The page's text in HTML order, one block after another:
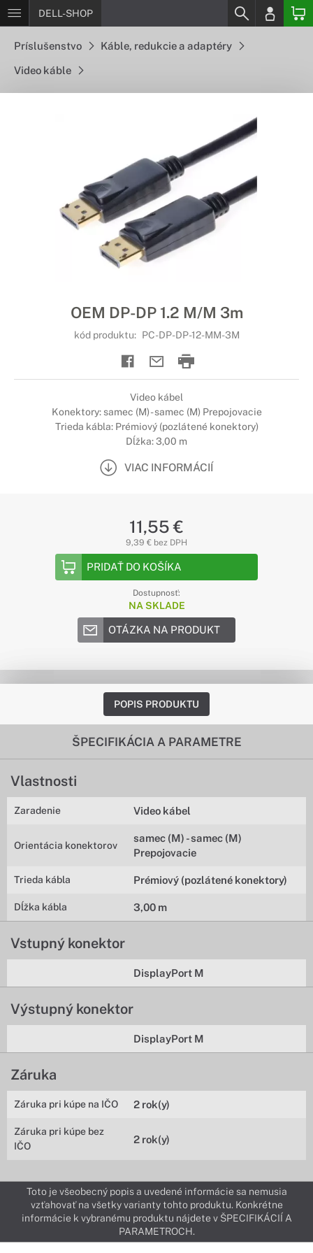
DELL-SHOP
Príslušenstvo Káble, redukcie a adaptéry
Video káble
OEM DP-DP 1.2 M/M 3m
kód produktu: PC-DP-DP-12-MM-3M
Video kábel
Konektory: samec (M) - samec (M) Prepojovacie
Trieda kábla: Prémiový (pozlátené konektory)
Dĺžka: 3,00 m
VIAC INFORMÁCIÍ
11,55 €
9,39 € bez DPH
PRIDAŤ DO KOŠÍKA
Dostupnosť:
NA SKLADE
OTÁZKA NA PRODUKT
POPIS PRODUKTU
ŠPECIFIKÁCIA A PARAMETRE
Vlastnosti
Zaradenie Video kábel
Orientácia konektorov
samec (M) - samec (M)
Prepojovacie
Trieda kábla Prémiový (pozlátené konektory)
Dĺžka kábla 3,00 m
Vstupný konektor
DisplayPort M
Výstupný konektor
DisplayPort M
Záruka
Záruka pri kúpe na IČO 2 rok(y)
Záruka pri kúpe bez
IČO
2 rok(y)
Toto je všeobecný popis a uvedené informácie sa nemusia
vzťahovať na všetky varianty tohto produktu. Konkrétne
informácie k vybranému produktu nájdete v ŠPECIFIKÁCIÍ A
PARAMETROCH.